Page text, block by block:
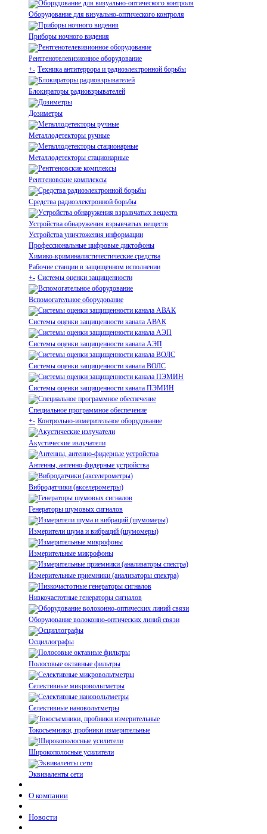
Оборудование для визуально-оптического контроля
Приборы ночного видения
Рентгенотелевизионное оборудование
+- Техника антитеррора и радиоэлектронной борьбы
Блокираторы радиовзрывателей
Дозиметры
Металлодетекторы ручные
Металлодетекторы стационарные
Рентгеновские комплексы
Средства радиоэлектронной борьбы
Устройства обнаружения взрывчатых веществ
Устройства уничтожения информации
Профессиональные цифровые диктофоны
Химико-криминалистичестические средства
Рабочие станции в защищенном исполнении
+- Системы оценки защищенности
Вспомогательное оборудование
Системы оценки защищенности канала АВАК
Системы оценки защищенности канала АЭП
Системы оценки защищенности канала ВОЛС
Системы оценки защищенности канала ПЭМИН
Специальное программное обеспечение
+- Контрольно-измерительное оборудование
Акустические излучатели
Антенны, антенно-фидерные устройства
Вибродатчики (акселерометры)
Генераторы шумовых сигналов
Измерители шума и вибраций (шумомеры)
Измерительные микрофоны
Измерительные приемники (анализаторы спектра)
Низкочастотные генераторы сигналов
Оборудование волоконно-оптических линий связи
Осциллографы
Полосовые октавные фильтры
Селективные микровольтметры
Селективные нановольтметры
Токосъемники, пробники измерительные
Широкополосные усилители
Эквиваленты сети
О компании
Новости